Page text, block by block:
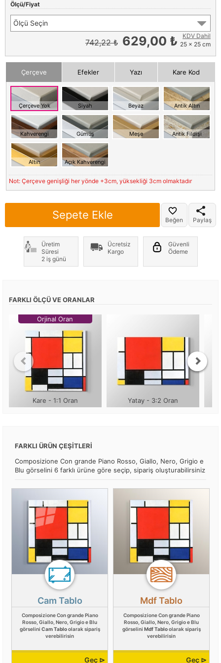
Ölçü/Fiyat
Ölçü Seçin
742,22 ₺ 629,00 ₺
KDV Dahil
25 x 25 cm
Çerçeve Efekler Yazı Kare Kod
Çerçeve Yok Siyah Beyaz Antik Altın
Kahverengi Gümüş Meşe Antik Fildişi
Altın Açık Kahverengi
Not: Çerçeve genişliği her yönde +3cm, yüksekliği 3cm olmaktadır
Sepete Ekle Beğen Paylaş
Üretim
Süresi
2 iş günü
Ücretsiz
Kargo
Güvenli
Ödeme
FARKLI ÖLÇÜ VE ORANLAR
Orjinal Oran
Kare - 1:1 Oran Yatay - 3:2 Oran
FARKLI ÜRÜN ÇEŞİTLERİ
Composizione Con grande Piano Rosso, Giallo, Nero, Grigio e
Blu görselini 6 farklı ürüne göre seçip, sipariş oluşturabilirsiniz
Cam Tablo
Composizione Con grande Piano
Rosso, Giallo, Nero, Grigio e Blu
görselini Cam Tabloolarak sipariş
verebilirisin
Geç ⊳
Mdf Tablo
Composizione Con grande Piano
Rosso, Giallo, Nero, Grigio e Blu
görselini Mdf Tabloolarak sipariş
verebilirisin
Geç ⊳